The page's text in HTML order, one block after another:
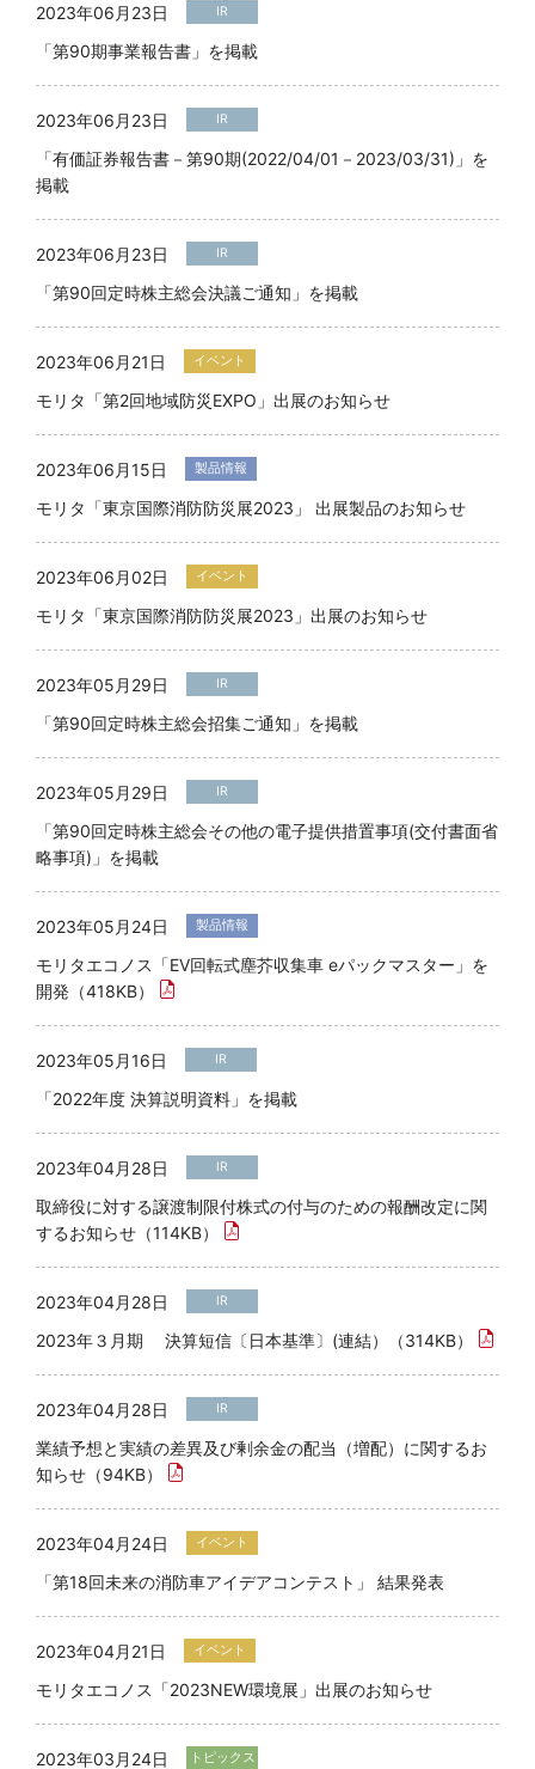
2023年06月23日 IR
「第90期事業報告書」を掲載
2023年06月23日 IR
「有価証券報告書－第90期(2022/04/01－2023/03/31)」を
掲載
2023年06月23日 IR
「第90回定時株主総会決議ご通知」を掲載
2023年06月21日 イベント
モリタ「第2回地域防災EXPO」出展のお知らせ
2023年06月15日 製品情報
モリタ「東京国際消防防災展2023」 出展製品のお知らせ
2023年06月02日 イベント
モリタ「東京国際消防防災展2023」出展のお知らせ
2023年05月29日 IR
「第90回定時株主総会招集ご通知」を掲載
2023年05月29日 IR
「第90回定時株主総会その他の電子提供措置事項(交付書面省
略事項)」を掲載
2023年05月24日 製品情報
モリタエコノス「EV回転式塵芥収集車 eパックマスター」を
開発（418KB）
2023年05月16日 IR
「2022年度 決算説明資料」を掲載
2023年04月28日 IR
取締役に対する譲渡制限付株式の付与のための報酬改定に関
するお知らせ（114KB）
2023年04月28日 IR
2023年３月期 決算短信〔日本基準〕(連結）（314KB）
2023年04月28日 IR
業績予想と実績の差異及び剰余金の配当（増配）に関するお
知らせ（94KB）
2023年04月24日 イベント
「第18回未来の消防車アイデアコンテスト」 結果発表
2023年04月21日 イベント
モリタエコノス「2023NEW環境展」出展のお知らせ
2023年03月24日 トピックス